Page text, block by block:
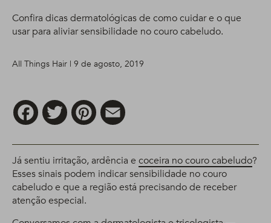
Confira dicas dermatológicas de como cuidar e o que
usar para aliviar sensibilidade no couro cabeludo.
All Things Hair | 9 de agosto, 2019
FacebookTwitter Pinterest
Já sentiu irritação, ardência e coceira no couro cabeludo?
Esses sinais podem indicar sensibilidade no couro
cabeludo e que a região está precisando de receber
atenção especial.